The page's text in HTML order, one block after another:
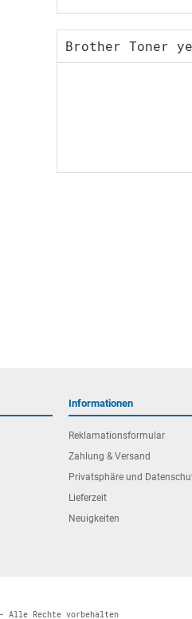
Brother Toner
Informationen
Reklamationsformular
Zahlung & Versand
Privatsphäre und
Lieferzeit
Neuigkeiten
- Alle Rechte vorbehalten